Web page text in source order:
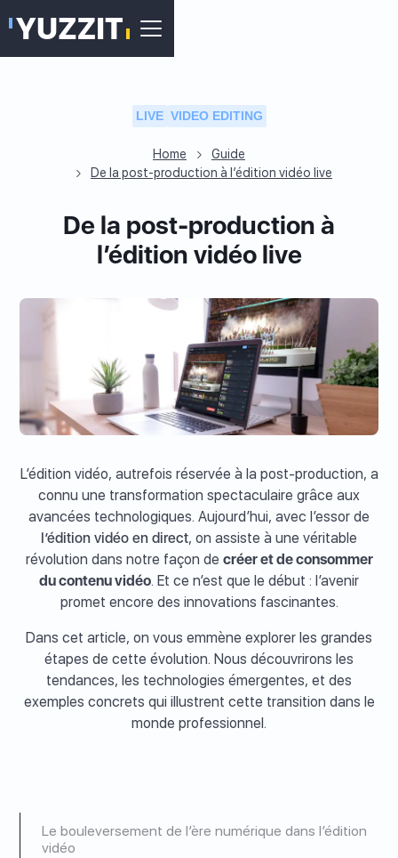
LIVE VIDEO EDITING
Home
Guide
De la post-production à l’édition vidéo live
De la post-production à
l’édition vidéo live
L’édition vidéo, autrefois réservée à la post-production, a
connu une transformation spectaculaire grâce aux
avancées technologiques. Aujourd’hui, avec l’essor de
l’édition vidéo en direct, on assiste à une véritable
révolution dans notre façon de créer et de consommer
du contenu vidéo. Et ce n’est que le début : l’avenir
promet encore des innovations fascinantes.
Dans cet article, on vous emmène explorer les grandes
étapes de cette évolution. Nous découvrirons les
tendances, les technologies émergentes, et des
exemples concrets qui illustrent cette transition dans le
monde professionnel.
Le bouleversement de l’ère numérique dans l’édition
vidéo